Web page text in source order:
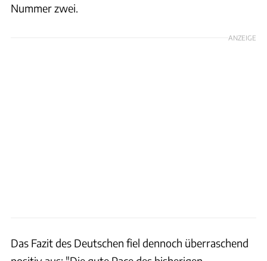
Nummer zwei.
ANZEIGE
Das Fazit des Deutschen fiel dennoch überraschend